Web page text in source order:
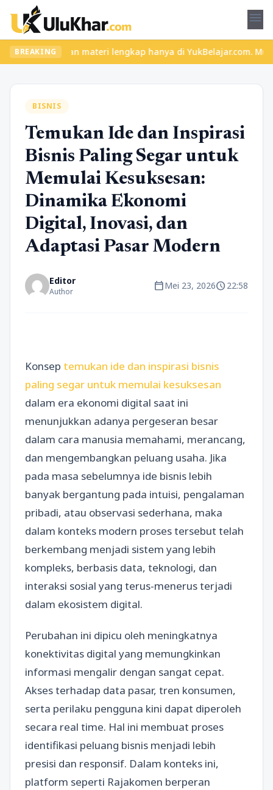
menu
BREAKING
seru dan materi lengkap hanya di YukBelajar.com. Mulai
BISNIS
Temukan Ide dan Inspirasi
Bisnis Paling Segar untuk
Memulai Kesuksesan:
Dinamika Ekonomi
Digital, Inovasi, dan
Adaptasi Pasar Modern
Editor
Author calendar_todayMei 23, 2026schedule22:58
Konsep temukan ide dan inspirasi bisnis
paling segar untuk memulai kesuksesan
dalam era ekonomi digital saat ini
menunjukkan adanya pergeseran besar
dalam cara manusia memahami, merancang,
dan mengembangkan peluang usaha. Jika
pada masa sebelumnya ide bisnis lebih
banyak bergantung pada intuisi, pengalaman
pribadi, atau observasi sederhana, maka
dalam konteks modern proses tersebut telah
berkembang menjadi sistem yang lebih
kompleks, berbasis data, teknologi, dan
interaksi sosial yang terus-menerus terjadi
dalam ekosistem digital.
Perubahan ini dipicu oleh meningkatnya
konektivitas digital yang memungkinkan
informasi mengalir dengan sangat cepat.
Akses terhadap data pasar, tren konsumen,
serta perilaku pengguna kini dapat diperoleh
secara real time. Hal ini membuat proses
identifikasi peluang bisnis menjadi lebih
presisi dan responsif. Dalam konteks ini,
platform seperti Rajakomen berperan